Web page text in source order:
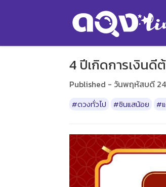
4 ปีเกิดการเงินดี
Published - วันพฤหัสบดี
#ดวงทั่วไป #ซินแสน้อย #